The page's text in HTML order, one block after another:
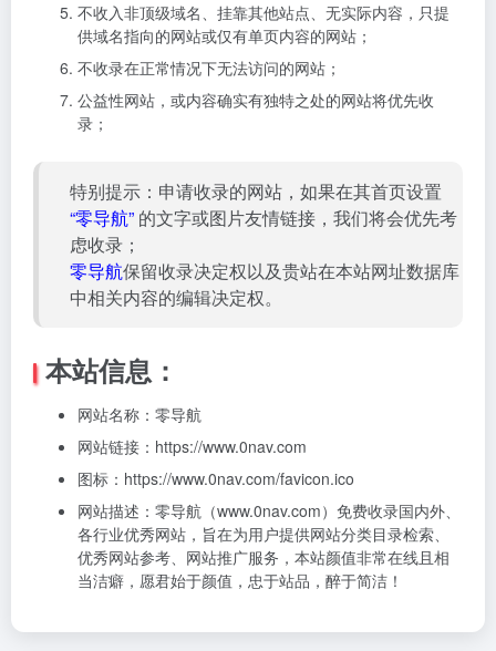
不收入非顶级域名、挂靠其他站点、无实际内容，只提
供域名指向的网站或仅有单页内容的网站；
不收录在正常情况下无法访问的网站；
公益性网站，或内容确实有独特之处的网站将优先收
录；
特别提示：申请收录的网站，如果在其首页设置
“零导航” 的文字或图片友情链接，我们将会优先考
虑收录；
零导航保留收录决定权以及贵站在本站网址数据库
中相关内容的编辑决定权。
本站信息：
网站名称：零导航
网站链接： https://www.0nav.com
图标： https://www.0nav.com/favicon.ico
网站描述：零导航（www.0nav.com）免费收录国内外、
各行业优秀网站，旨在为用户提供网站分类目录检索、
优秀网站参考、网站推广服务，本站颜值非常在线且相
当洁癖，愿君始于颜值，忠于站品，醉于简洁！